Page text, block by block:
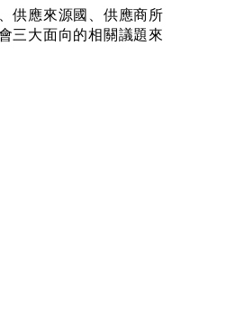
供應來源國、供應商所
三大面向的相關議題來